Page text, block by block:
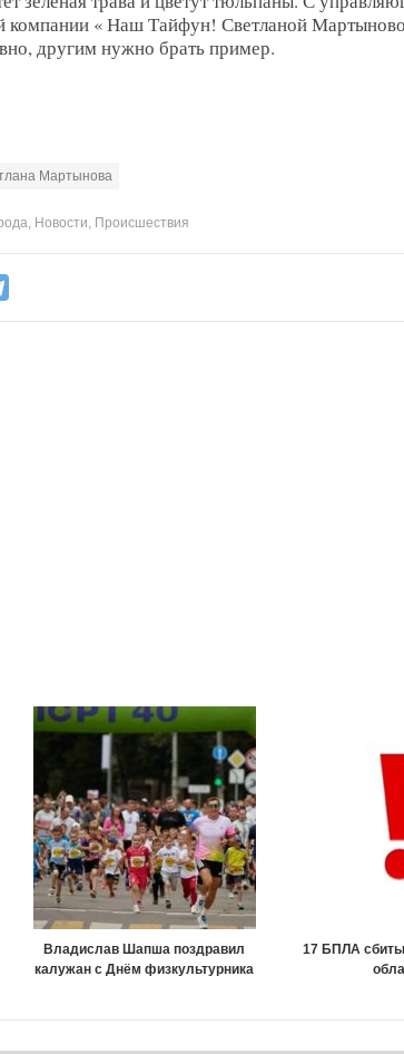
компании « Наш Тайфун! Светланой
другим нужно брать пример.
Мартынова
Новости Происшествия
Владислав Шапша поздравил
калужан с Днём физкультурника
17 БПЛА